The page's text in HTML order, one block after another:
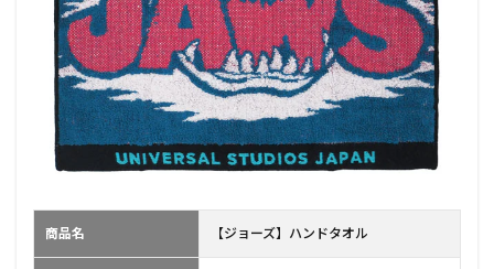
商品名 【ジョーズ】ハンドタオル